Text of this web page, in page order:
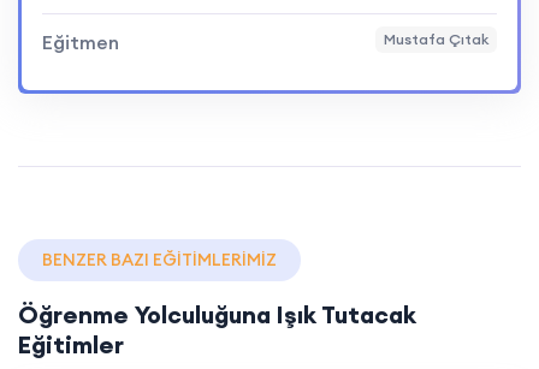
Eğitmen Mustafa Çıtak
BENZER BAZI EĞITIMLERIMIZ
Öğrenme Yolculuğuna Işık Tutacak
Eğitimler